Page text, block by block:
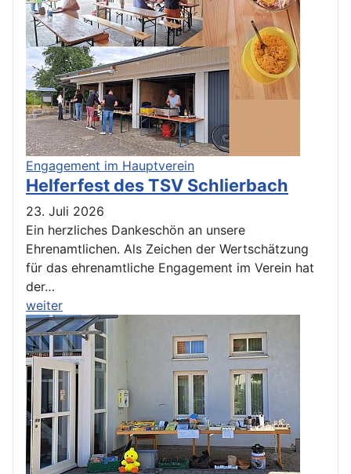
Engagement im Hauptverein
Helferfest des TSV Schlierbach
23. Juli 2026
Ein herzliches Dankeschön an unsere
Ehrenamtlichen. Als Zeichen der Wertschätzung
für das ehrenamtliche Engagement im Verein hat
der…
weiter